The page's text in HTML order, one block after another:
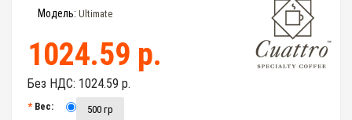
Модель: Ultimate
1024.59 р.
Без НДС: 1024.59 р.
Вес: 500 гр